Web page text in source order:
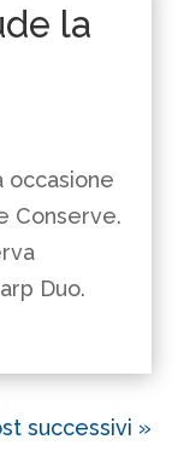
la
occasione
Conserve.
Duo.
successivi »